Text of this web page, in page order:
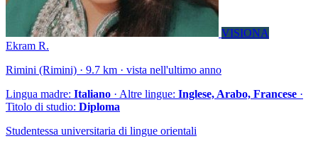
VISIONA
Ekram R.
Rimini (Rimini) · 9.7 km · vista nell'ultimo anno
Lingua madre: Italiano · Altre lingue: Inglese, Arabo, Francese ·
Titolo di studio: Diploma
Studentessa universitaria di lingue orientali